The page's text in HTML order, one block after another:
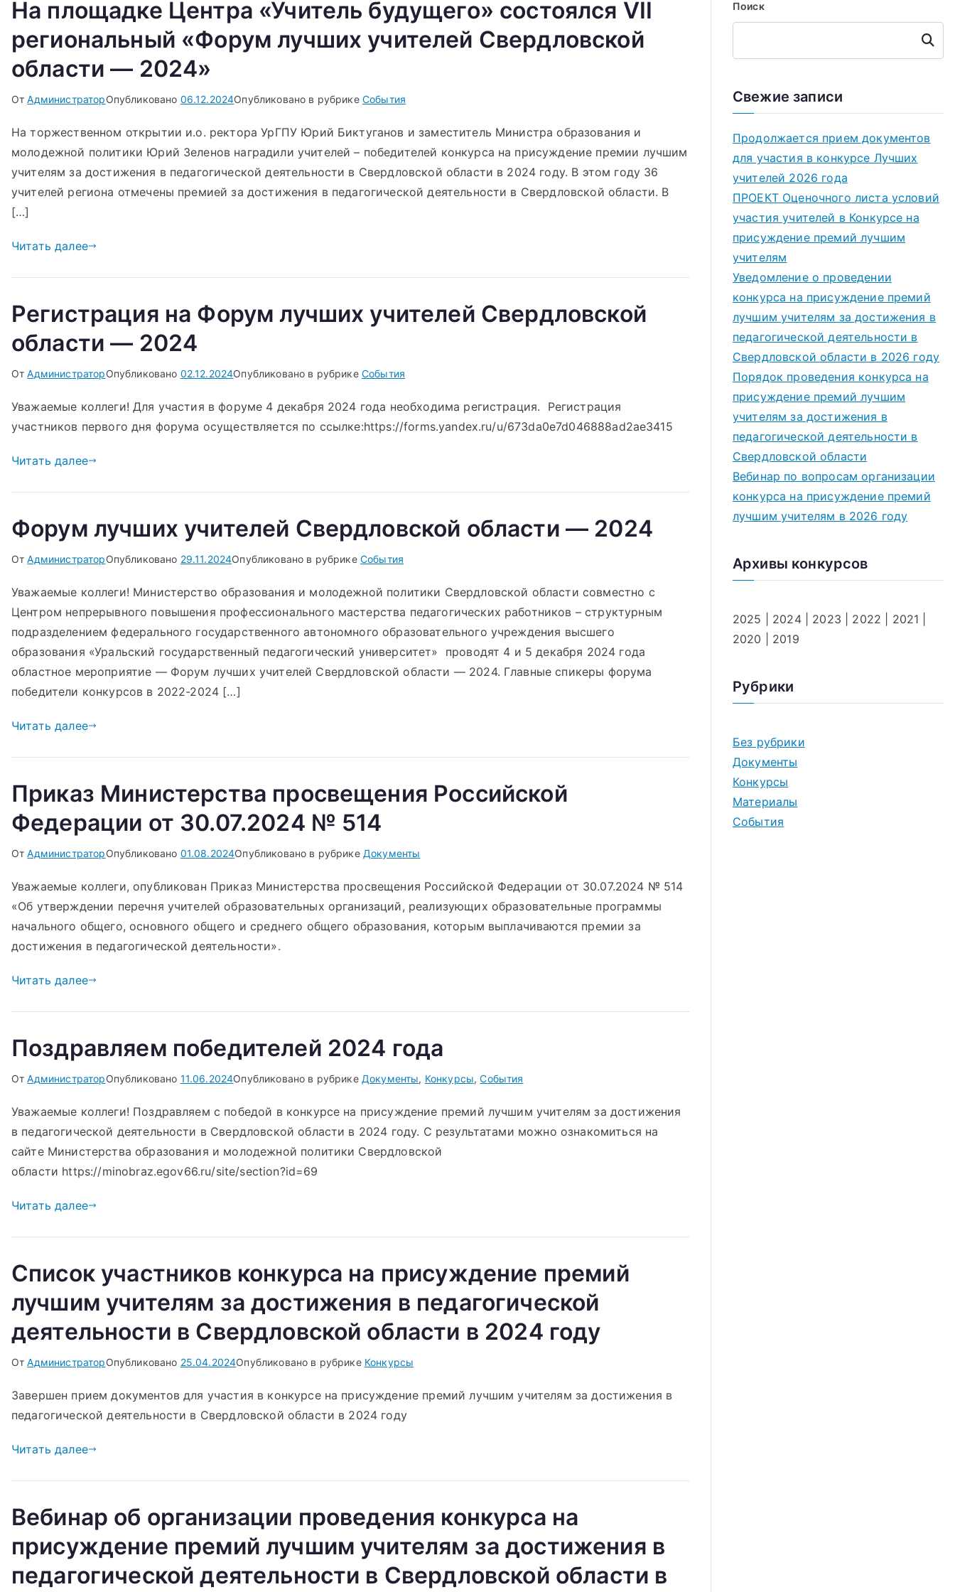
На площадке Центра «Учитель будущего» состоялся VII
региональный «Форум лучших учителей Свердловской
области — 2024»
ОтАдминистраторОпубликовано 06.12.2024Опубликовано в рубрике События
На торжественном открытии и.о. ректора УрГПУ Юрий Биктуганов и заместитель Министра образования и
молодежной политики Юрий Зеленов наградили учителей – победителей конкурса на присуждение премии лучшим
учителям за достижения в педагогической деятельности в Свердловской области в 2024 году. В этом году 36
учителей региона отмечены премией за достижения в педагогической деятельности в Свердловской области. В
[…]
Читать далее
Регистрация на Форум лучших учителей Свердловской
области — 2024
ОтАдминистраторОпубликовано 02.12.2024Опубликовано в рубрике События
Уважаемые коллеги! Для участия в форуме 4 декабря 2024 года необходима регистрация. Регистрация
участников первого дня форума осуществляется по ссылке:https://forms.yandex.ru/u/673da0e7d046888ad2ae3415
Читать далее
Форум лучших учителей Свердловской области — 2024
ОтАдминистраторОпубликовано 29.11.2024Опубликовано в рубрике События
Уважаемые коллеги! Министерство образования и молодежной политики Свердловской области совместно с
Центром непрерывного повышения профессионального мастерства педагогических работников – структурным
подразделением федерального государственного автономного образовательного учреждения высшего
образования «Уральский государственный педагогический университет» проводят 4 и 5 декабря 2024 года
областное мероприятие — Форум лучших учителей Свердловской области — 2024. Главные спикеры форума
победители конкурсов в 2022-2024 […]
Читать далее
Приказ Министерства просвещения Российской
Федерации от 30.07.2024 № 514
ОтАдминистраторОпубликовано 01.08.2024Опубликовано в рубрике Документы
Уважаемые коллеги, опубликован Приказ Министерства просвещения Российской Федерации от 30.07.2024 № 514
«Об утверждении перечня учителей образовательных организаций, реализующих образовательные программы
начального общего, основного общего и среднего общего образования, которым выплачиваются премии за
достижения в педагогической деятельности».
Читать далее
Поздравляем победителей 2024 года
ОтАдминистраторОпубликовано 11.06.2024Опубликовано в рубрике Документы, Конкурсы,События
Уважаемые коллеги! Поздравляем с победой в конкурсе на присуждение премий лучшим учителям за достижения
в педагогической деятельности в Свердловской области в 2024 году. С результатами можно ознакомиться на
сайте Министерства образования и молодежной политики Свердловской
области https://minobraz.egov66.ru/site/section?id=69
Читать далее
Список участников конкурса на присуждение премий
лучшим учителям за достижения в педагогической
деятельности в Свердловской области в 2024 году
ОтАдминистраторОпубликовано 25.04.2024Опубликовано в рубрике Конкурсы
Завершен прием документов для участия в конкурсе на присуждение премий лучшим учителям за достижения в
педагогической деятельности в Свердловской области в 2024 году
Читать далее
Вебинар об организации проведения конкурса на
присуждение премий лучшим учителям за достижения в
педагогической деятельности в Свердловской области в
Поиск
Поиск
Свежие записи
Продолжается прием документов
для участия в конкурсе Лучших
учителей 2026 года
ПРОЕКТ Оценочного листа условий
участия учителей в Конкурсе на
присуждение премий лучшим
учителям
Уведомление о проведении
конкурса на присуждение премий
лучшим учителям за достижения в
педагогической деятельности в
Свердловской области в 2026 году
Порядок проведения конкурса на
присуждение премий лучшим
учителям за достижения в
педагогической деятельности в
Свердловской области
Вебинар по вопросам организации
конкурса на присуждение премий
лучшим учителям в 2026 году
Архивы конкурсов
2025 2024 2023 2022 2021
2020
2019
Рубрики
Без рубрики
Документы
Конкурсы
Материалы
События